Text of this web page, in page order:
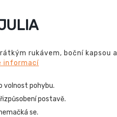
rukávem, boční kapsou a
informací
volnost pohybu.
postavě.
se.